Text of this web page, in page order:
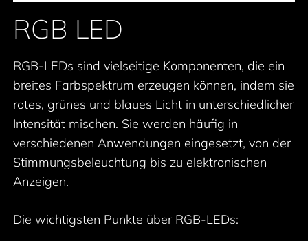
RGB LED
RGB-LEDs sind vielseitige Komponenten, die ein
breites Farbspektrum erzeugen können, indem sie
rotes, grünes und blaues Licht in unterschiedlicher
Intensität mischen. Sie werden häufig in
verschiedenen Anwendungen eingesetzt, von der
Stimmungsbeleuchtung bis zu elektronischen
Anzeigen.
Die wichtigsten Punkte über RGB-LEDs: